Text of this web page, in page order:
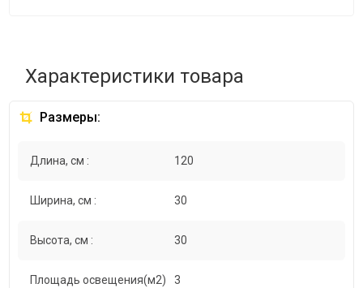
Характеристики товара
Размеры:
Длина, см : 120
Ширина, см : 30
Высота, см : 30
Площадь освещения(м2)
3